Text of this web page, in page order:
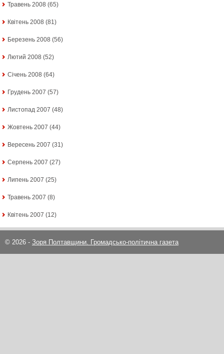
Травень 2008 (65)
Квітень 2008 (81)
Березень 2008 (56)
Лютий 2008 (52)
Січень 2008 (64)
Грудень 2007 (57)
Листопад 2007 (48)
Жовтень 2007 (44)
Вересень 2007 (31)
Серпень 2007 (27)
Липень 2007 (25)
Травень 2007 (8)
Квітень 2007 (12)
© 2026 - Зоря Полтавщини. Громадсько-політична газета